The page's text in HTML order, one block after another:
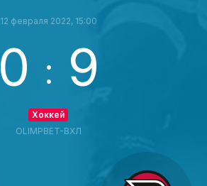
12 февраля 2022, 15:00
0 : 9
Хоккей
OLIMPBET-ВХЛ